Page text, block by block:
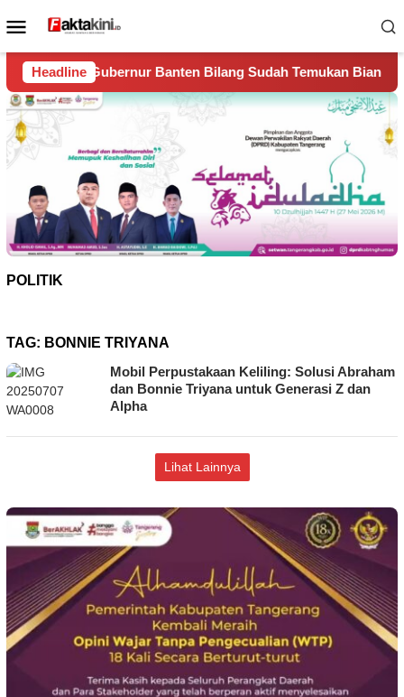
ke
Menu
Mobile
Headline
Bilang Sudah Temukan Biang Kerok Sungai Cisadane
POLITIK
TAG: BONNIE TRIYANA
Mobil Perpustakaan Keliling: Solusi Abraham
dan Bonnie Triyana untuk Generasi Z dan
Alpha
Lihat Lainnya